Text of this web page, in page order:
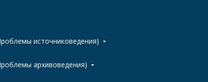
источниковедения)
архивоведения)